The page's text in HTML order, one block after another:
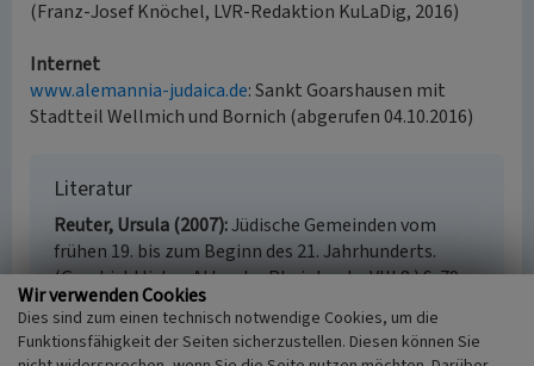
(Franz-Josef Knöchel, LVR-Redaktion KuLaDig, 2016)
Internet
www.alemannia-judaica.de: Sankt Goarshausen mit
Stadtteil Wellmich und Bornich (abgerufen 04.10.2016)
Literatur
Reuter, Ursula (2007) Jüdische Gemeinden vom
frühen 19. bis zum Beginn des 21. Jahrhunderts.
(Geschichtlicher Atlas der Rheinlande, VIII.8.) S. 79,
Bonn.
Wir verwenden Cookies
Dies sind zum einen technisch notwendige Cookies, um die
Funktionsfähigkeit der Seiten sicherzustellen. Diesen können Sie